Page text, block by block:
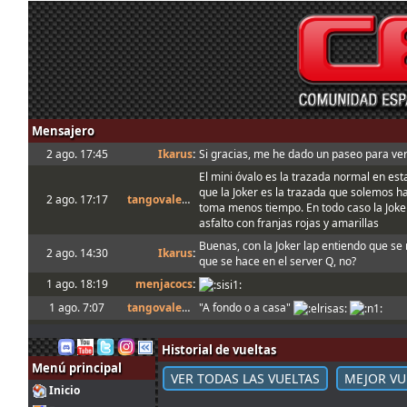
Mensajero
2 ago. 17:45 Ikarus: Si gracias, me he dado un paseo para
2 ago. 17:17 tangovalens
El mini óvalo es la trazada normal en
que la Joker es la trazada que solemos
toma menos tiempo. En todo caso la
asfalto con franjas rojas y amarillas
2 ago. 14:30
Ikarus: Buenas, con la Joker lap entiendo que
que se hace en el server Q, no?
1 ago. 18:19
menjacocs:
1 ago. 7:07
tangovalens "A fondo o a casa"
31 jul. 12:40
camtawn: Menjacocs, ten agallas y T1 ; *en ; Y t3,
31 jul. 10:51
mitsumeku: Tienes que enviarlo al host cuando sales
valide el setup
Menú principal
Inicio
Historial de vueltas
VER TODAS LAS VUELTAS MEJOR